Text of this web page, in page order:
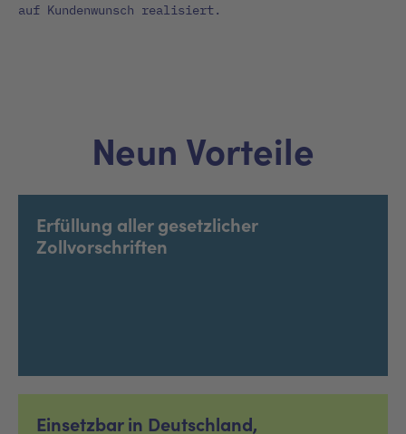
auf Kundenwunsch realisiert.
Neun Vorteile
Erfüllung aller gesetzlicher
Zollvorschriften
Einsetzbar in Deutschland,